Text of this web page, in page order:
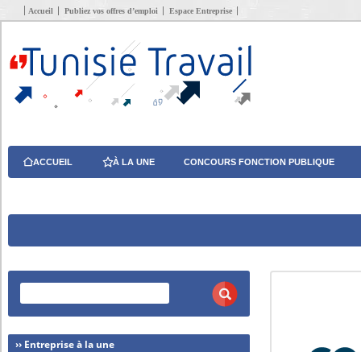
Accueil Publiez vos offres d’emploi Espace Entreprise
ACCUEIL À LA UNE CONCOURS FONCTION PUBLIQUE
›› Entreprise à la une